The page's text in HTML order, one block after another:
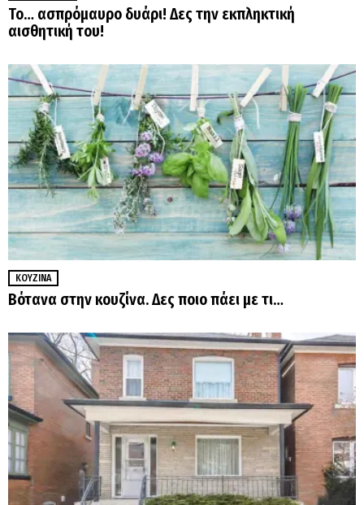
Το… ασπρόμαυρο δυάρι! Δες την εκπληκτική
αισθητική του!
ΚΟΥΖΊΝΑ
Βότανα στην κουζίνα. Δες ποιο πάει με τι…